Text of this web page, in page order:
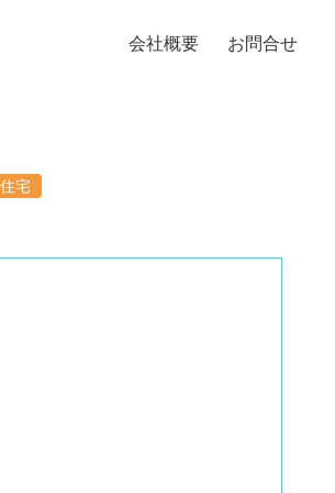
お問合せ
会社概要
宅